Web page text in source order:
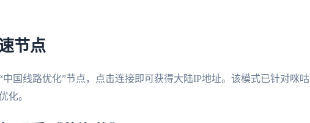
节点
国线路优化”节点，点击连接即可获得大陆IP地址。该模式已针对咪咕
化。